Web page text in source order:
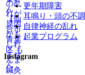
更年期障害
耳鳴り・頭の不調
自律神経の乱れ
起業プログラム
Instagram